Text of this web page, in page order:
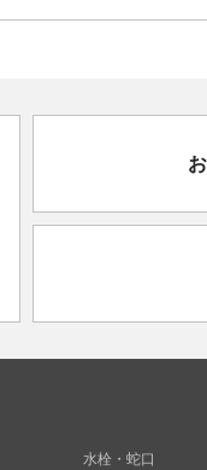
水栓・蛇口